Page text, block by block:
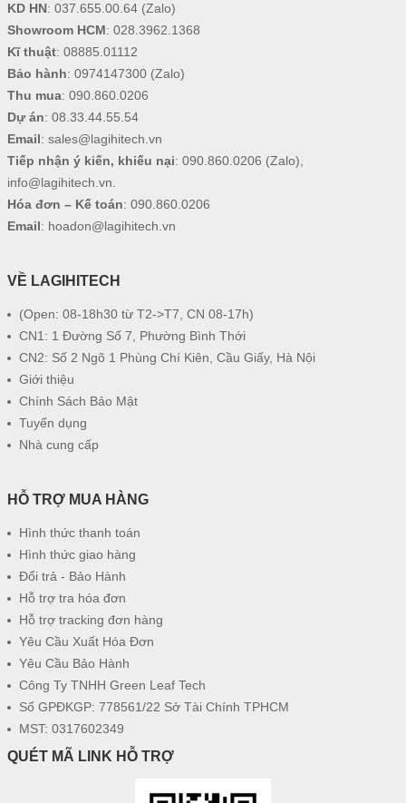
KD HN: 037.655.00.64(Zalo)
Showroom HCM: 028.3962.1368
Kĩ thuật: 08885.01112
Bảo hành: 0974147300(Zalo)
Thu mua: 090.860.0206
Dự án: 08.33.44.55.54
Email: sales@lagihitech.vn
Tiếp nhận ý kiến, khiếu nại: 090.860.0206 (Zalo),
info@lagihitech.vn.
Hóa đơn – Kế toán: 090.860.0206
Email: hoadon@lagihitech.vn
VỀ LAGIHITECH
(Open: 08-18h30 từ T2->T7, CN 08-17h)
CN1: 1 Đường Số 7, Phường Bình Thới
CN2: Số 2 Ngõ 1 Phùng Chí Kiên, Cầu Giấy, Hà Nội
Giới thiệu
Chính Sách Bảo Mật
Tuyển dụng
Nhà cung cấp
HỖ TRỢ MUA HÀNG
Hình thức thanh toán
Hình thức giao hàng
Đổi trả - Bảo Hành
Hỗ trợ tra hóa đơn
Hỗ trợ tracking đơn hàng
Yêu Cầu Xuất Hóa Đơn
Yêu Cầu Bảo Hành
Công Ty TNHH Green Leaf Tech
Số GPĐKGP: 778561/22 Sở Tài Chính TPHCM
MST: 0317602349
QUÉT MÃ LINK HỖ TRỢ